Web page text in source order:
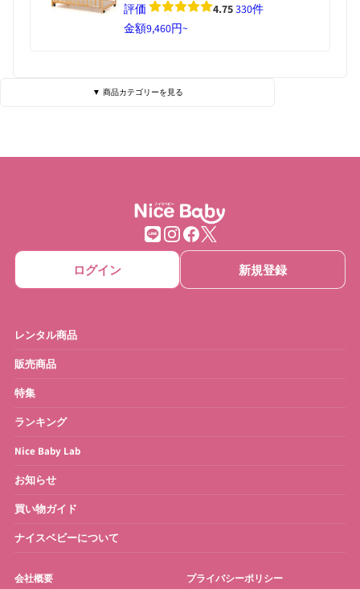
評価
4.75330件
金額9,460円~
▼ 商品カテゴリーを見る
抱っこひも
ベビーサークル
ベビーバス
お宮参り・お祝い衣装
ログイン 新規登録
レンタル商品
販売商品
特集
ランキング
Nice Baby Lab
お知らせ
買い物ガイド
ナイスベビーについて
会社概要 プライバシーポリシー